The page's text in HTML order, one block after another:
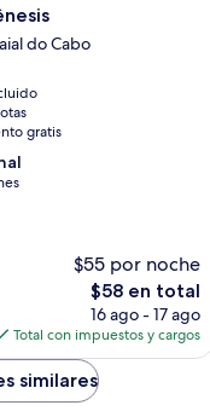
do Cabo
gratis
$55 por noche
El
precio
actual
es
de
$58
$58 en total
16 ago - 17 ago
Total con impuestos y cargos
similares